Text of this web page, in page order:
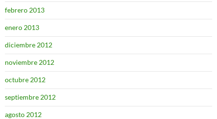
febrero 2013
enero 2013
diciembre 2012
noviembre 2012
octubre 2012
septiembre 2012
agosto 2012